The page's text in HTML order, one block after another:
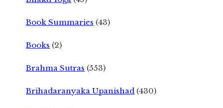
Book Summaries (43)
Books (2)
Brahma Sutras (553)
Brihadaranyaka Upanishad (430)